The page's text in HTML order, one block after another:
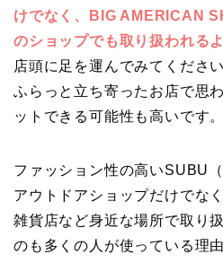
けでなく、BIG AMERICAN
のショップでも取り扱われる
店頭に足を運んでみてください
ふらっと立ち寄ったお店で思
ットできる可能性も高いです。
ファッション性の高いSUBU
アウトドアショップだけでな
雑貨店など身近な場所で取り
のも多くの人が使っている理